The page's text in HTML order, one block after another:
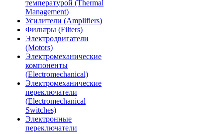
температурой (Thermal
Management)
Усилители (Amplifiers)
Фильтры (Filters)
Электродвигатели
(Motors)
Электромеханические
компоненты
(Electromechanical)
Электромеханические
переключатели
(Electromechanical
Switches)
Электронные
переключатели